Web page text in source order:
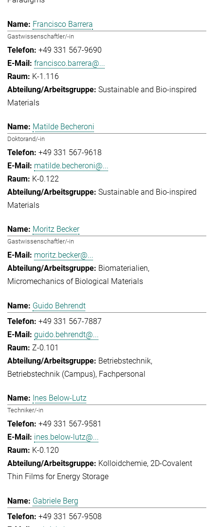
Francisco Barrera
Gastwissenschaftler/-in
+49 331 567-9690
francisco.barrera@...
K-1.116
Sustainable and Bio-inspired
Materials
Matilde Becheroni
Doktorand/-in
+49 331 567-9618
matilde.becheroni@...
K-0.122
Sustainable and Bio-inspired
Materials
Moritz Becker
Gastwissenschaftler/-in
moritz.becker@...
Biomaterialien
Micromechanics of Biological Materials
Guido Behrendt
+49 331 567-7887
guido.behrendt@...
Z-0.101
Betriebstechnik
Betriebstechnik (Campus) Fachpersonal
Ines Below-Lutz
Techniker/-in
+49 331 567-9581
ines.below-lutz@...
K-0.120
Kolloidchemie 2D-Covalent
Thin Films for Energy Storage
Gabriele Berg
+49 331 567-9508